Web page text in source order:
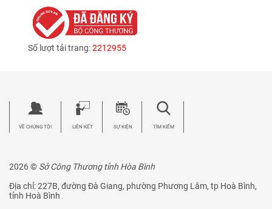
Số lượt tải trang:2212955
2026 © Sở Công Thương tỉnh Hòa Bình
Địa chỉ: 227B, đường Đà Giang, phường Phương Lâm, tp Hoà Bình,
tỉnh Hoà Bình
VỀ CHÚNG TÔI LIÊN KẾT SỰ KIỆN TÌM KIẾM